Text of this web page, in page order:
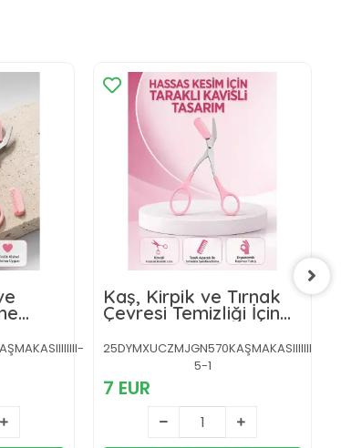
Kaş, Kirpik ve Tırnak
Çevresi Temizliği İçin
Çok Fonksiyonlu
Makas Yeni Nesil
25DYMXUCZMJGN570KAŞMAKASIIIIIIII-
5-1
7 EUR